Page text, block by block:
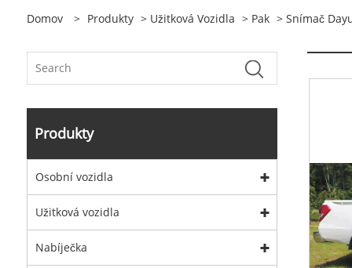
Domov > Produkty > Užitková Vozidla > Pak > Snímač
Produkty
Osobní vozidla
Užitková vozidla
Nabíječka